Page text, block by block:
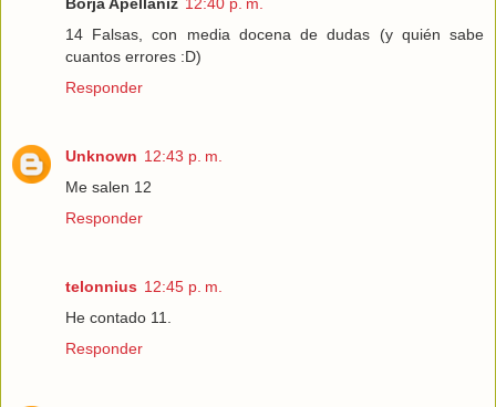
14 Falsas, con media docena de dudas (y quién sabe
cuantos errores :D)
Responder
Unknown 12:43 p. m.
Me salen 12
Responder
telonnius 12:45 p. m.
He contado 11.
Responder